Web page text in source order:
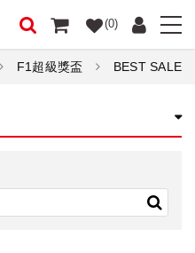
(0)
F1超級獎盃 BEST SALE